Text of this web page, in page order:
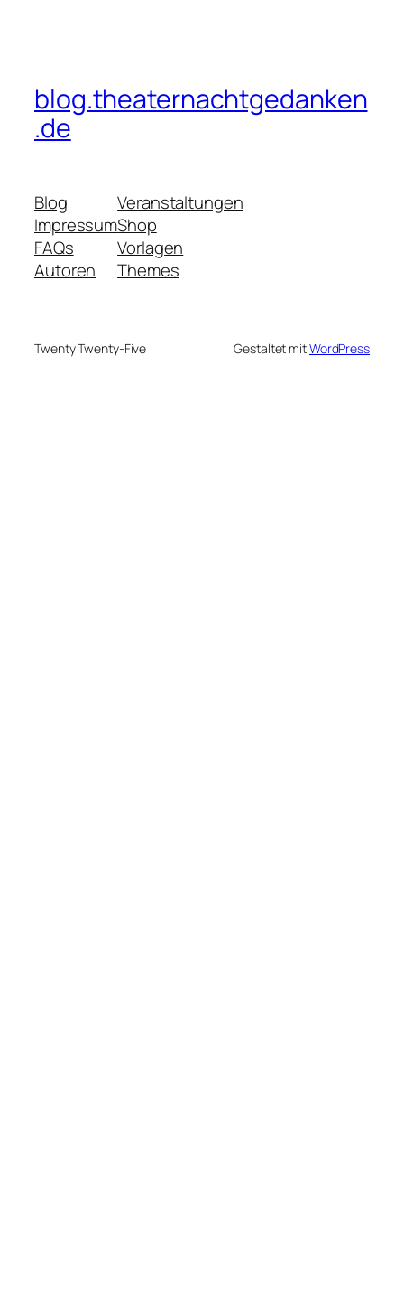
blog.theaternachtgedanken
.de
Blog
Impressum
FAQs
Autoren
Veranstaltungen
Shop
Vorlagen
Themes
Twenty Twenty-Five Gestaltet mitWordPress